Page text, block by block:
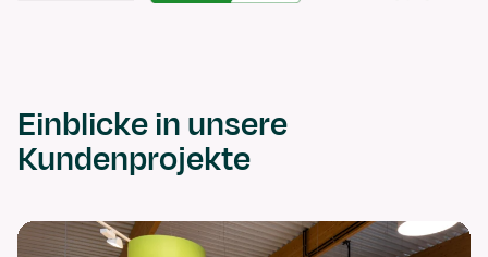
Einblicke in unsere
Kundenprojekte